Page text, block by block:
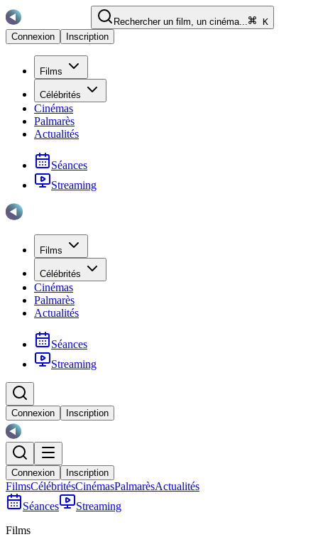
Rechercher un film, un cinéma...
K
Connexion
Inscription
Films
Célébrités
Cinémas
Palmarès
Actualités
Séances
Streaming
Films
Célébrités
Cinémas
Palmarès
Actualités
Séances
Streaming
Connexion Inscription
Connexion Inscription
FilmsCélébritésCinémasPalmarèsActualités
Séances
Streaming
Films